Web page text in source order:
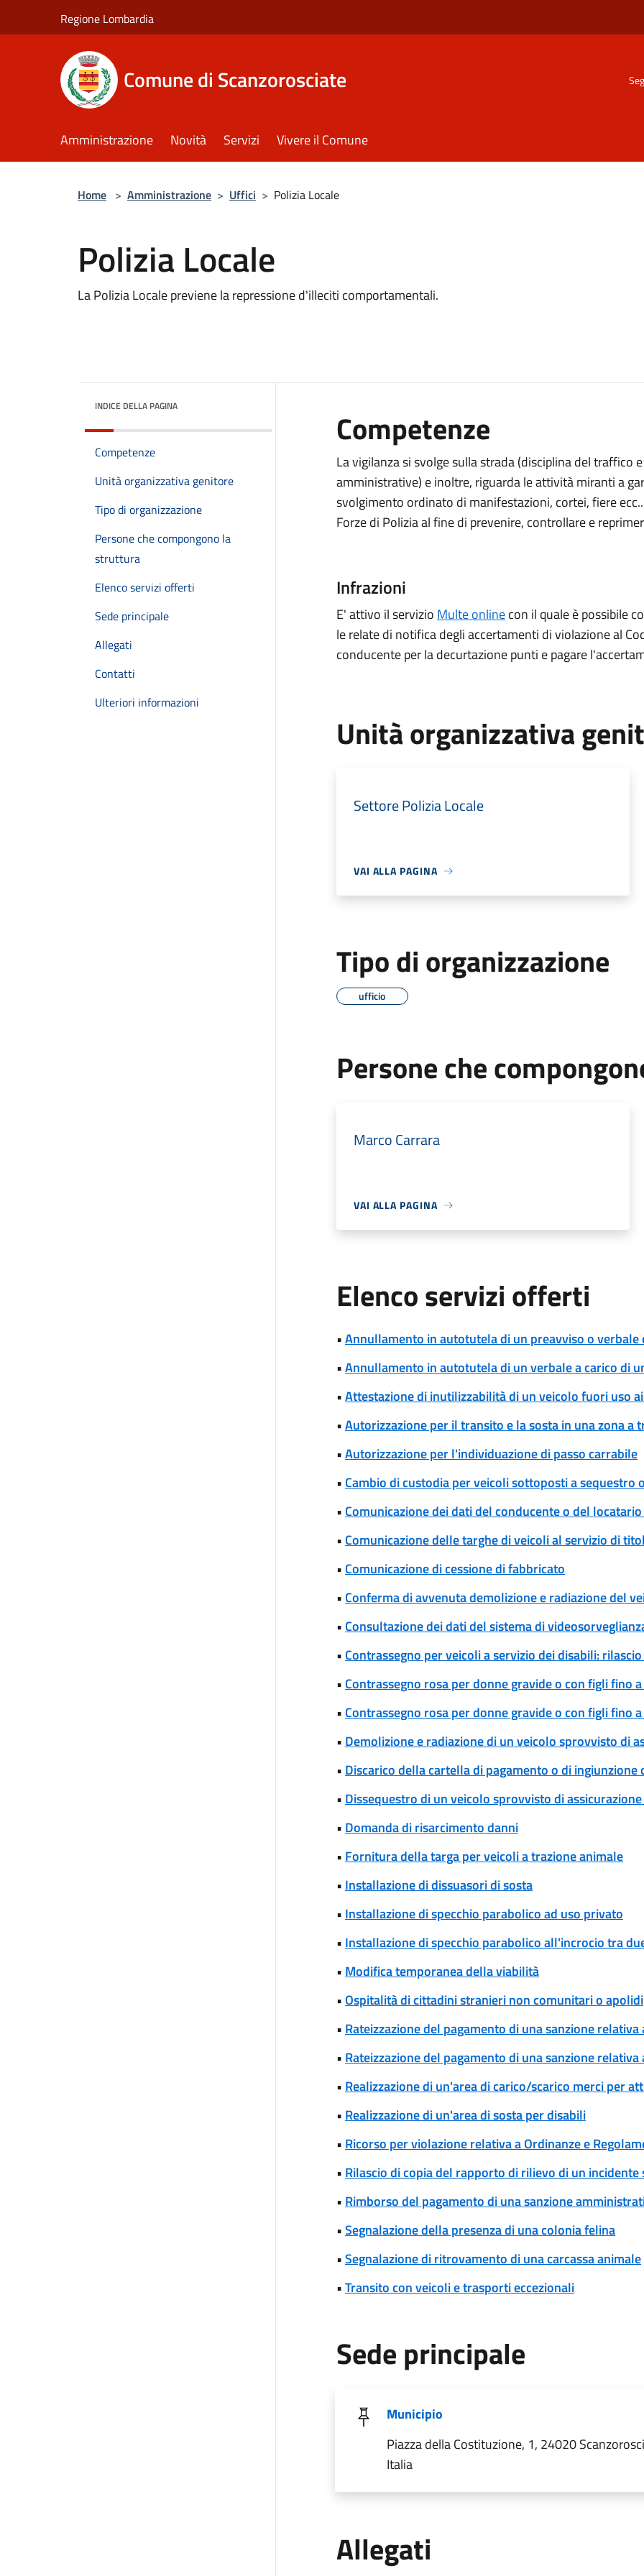
Regione Lombardia
Comune di Scanzorosciate
Amministrazione Novità Servizi Vivere il Comune
Home > Amministrazione > Uffici > Polizia Locale
Polizia Locale
La Polizia Locale previene la repressione d'illeciti comportamentali.
INDICE DELLA PAGINA
Competenze
Unità organizzativa genitore
Tipo di organizzazione
Persone che compongono la
struttura
Elenco servizi offerti
Sede principale
Allegati
Contatti
Ulteriori informazioni
Competenze
La vigilanza si svolge sulla strada (disciplina del traffico
amministrative) e inoltre, riguarda le attività miranti a
svolgimento ordinato di manifestazioni, cortei, fiere
Forze di Polizia al fine di prevenire, controllare e
Infrazioni
E' attivo il servizio Multe onlinecon il quale è possibile
le relate di notifica degli accertamenti di violazione al
conducente per la decurtazione punti e pagare
Unità organizzativa
Settore Polizia Locale
VAI ALLA PAGINA
Tipo di organizzazione
ufficio
Persone che
Marco Carrara
VAI ALLA PAGINA
Elenco servizi offerti
•Annullamento in autotutela di un preavviso o verbale
•Annullamento in autotutela di un verbale a carico di
•Attestazione di inutilizzabilità di un veicolo fuori uso
•Autorizzazione per il transito e la sosta in una zona a
•Autorizzazione per l'individuazione di passo carrabile
• Cambio di custodia per veicoli sottoposti a
• Comunicazione dei dati del conducente o del
• Comunicazione delle targhe di veicoli al servizio di
• Comunicazione di cessione di fabbricato
• Conferma di avvenuta demolizione e radiazione del
• Consultazione dei dati del sistema di
• Contrassegno per veicoli a servizio dei disabili:
• Contrassegno rosa per donne gravide o con figli fino
• Contrassegno rosa per donne gravide o con figli fino
• Demolizione e radiazione di un veicolo sprovvisto di
• Discarico della cartella di pagamento o di
• Dissequestro di un veicolo sprovvisto di
• Domanda di risarcimento danni
• Fornitura della targa per veicoli a trazione animale
• Installazione di dissuasori di sosta
• Installazione di specchio parabolico ad uso privato
• Installazione di specchio parabolico all'incrocio tra
• Modifica temporanea della viabilità
•Ospitalità di cittadini stranieri non comunitari o apolidi
• Rateizzazione del pagamento di una sanzione
• Rateizzazione del pagamento di una sanzione
• Realizzazione di un'area di carico/scarico merci per
• Realizzazione di un'area di sosta per disabili
• Ricorso per violazione relativa a Ordinanze e
• Rilascio di copia del rapporto di rilievo di un incidente
• Rimborso del pagamento di una sanzione
•Segnalazione della presenza di una colonia felina
•Segnalazione di ritrovamento di una carcassa animale
•Transito con veicoli e trasporti eccezionali
Sede principale
Municipio
Piazza della Costituzione, 1, 24020
Italia
Allegati